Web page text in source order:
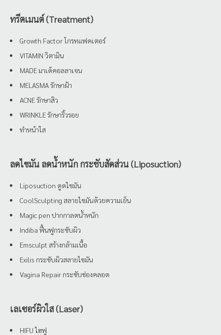
ทรีตเมนต์ (Treatment)
Growth Factor โกรทแฟคเตอร์
VITAMIN วิตามิน
MADE มาเด้คอลลาเจน
MELASMA รักษาฝ้า
ACNE รักษาสิว
WRINKLE รักษาริ้วรอย
ทำหน้าใส
ลดไขมัน ลดน้ำหนัก กระชับสัดส่วน (Liposuction)
Liposuction ดูดไขมัน
CoolSculpting สลายไขมันด้วยความเย็น
Magic pen ปากกาลดน้ำหนัก
Indiba ฟื้นฟูกระชับผิว
Emsculpt สร้างกล้ามเนื้อ
Exilis กระชับผิวสลายไขมัน
Vagina Repair กระชับช่องคลอด
เลเซอร์ผิวใส (Laser)
HIFU ไฮฟู